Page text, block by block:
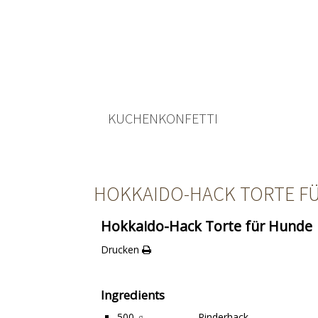
KUCHENKONFETTI
HOKKAIDO-HACK TORTE
Hokkaido-Hack Torte für Hunde
Drucken
Ingredients